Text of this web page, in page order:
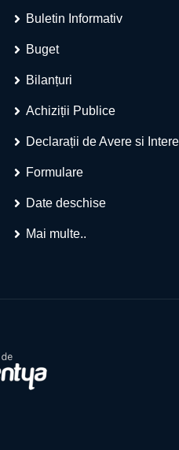
Buletin Informativ
Buget
Bilanțuri
Achiziții Publice
Declarații de Avere si
Formulare
Date deschise
Mai multe..